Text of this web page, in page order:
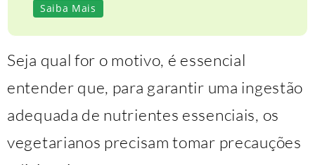
Saiba Mais
Seja qual for o motivo, é essencial
entender que, para garantir uma ingestão
adequada de nutrientes essenciais, os
vegetarianos precisam tomar precauções